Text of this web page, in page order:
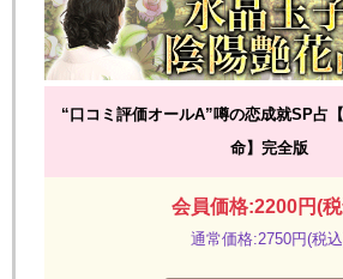
“口コミ評価オールA”噂の恋成就SP占
命】完全版
会員価格:2200円(
通常価格:2750円(税